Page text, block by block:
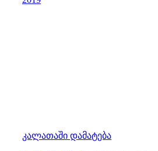
კალათაში დამატება